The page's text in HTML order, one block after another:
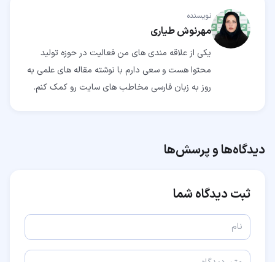
نویسنده
مهرنوش طیاری
یکی از علاقه مندی های من فعالیت در حوزه تولید
محتوا هست و سعی دارم با نوشته مقاله های علمی به
روز به زبان فارسی مخاطب های سایت رو کمک کنم.
دیدگاه‌ها و پرسش‌ها
ثبت دیدگاه شما